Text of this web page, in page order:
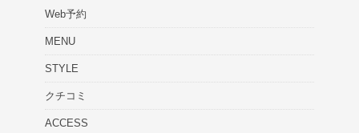
Web予約
MENU
STYLE
クチコミ
ACCESS